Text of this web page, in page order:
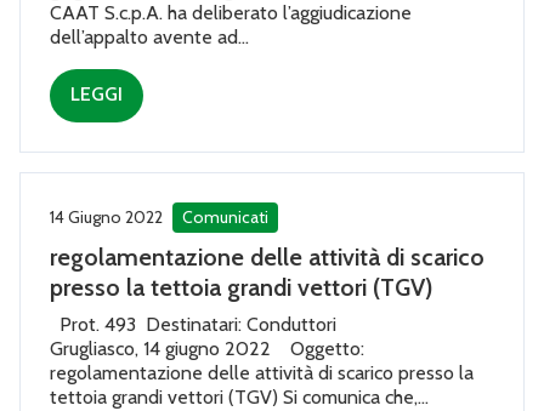
CAAT S.c.p.A. ha deliberato l’aggiudicazione
dell’appalto avente ad...
LEGGI
14 Giugno 2022 Comunicati
regolamentazione delle attività di scarico
presso la tettoia grandi vettori (TGV)
Prot. 493 Destinatari: Conduttori
Grugliasco, 14 giugno 2022 Oggetto:
regolamentazione delle attività di scarico presso la
tettoia grandi vettori (TGV) Si comunica che,...